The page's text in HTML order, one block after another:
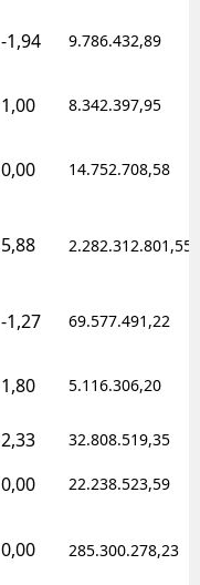
-1,94 9.786.432,89
1,00 8.342.397,95
0,00 14.752.708,58
5,88 2.282.312.801,55
-1,27 69.577.491,22
1,80 5.116.306,20
2,33 32.808.519,35
0,00 22.238.523,59
0,00 285.300.278,23